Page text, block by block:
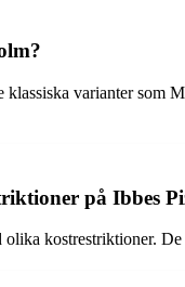
varianter som
på Ibbes
kostrestriktioner.